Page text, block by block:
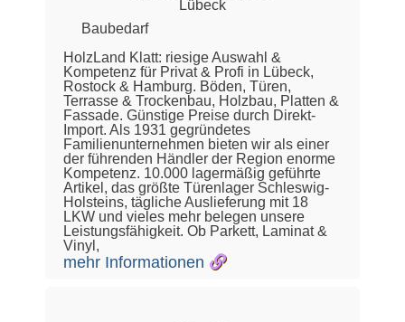
Lübeck
Baubedarf
HolzLand Klatt: riesige Auswahl &
Kompetenz für Privat & Profi in Lübeck,
Rostock & Hamburg. Böden, Türen,
Terrasse & Trockenbau, Holzbau, Platten &
Fassade. Günstige Preise durch Direkt-
Import. Als 1931 gegründetes
Familienunternehmen bieten wir als einer
der führenden Händler der Region enorme
Kompetenz. 10.000 lagermäßig geführte
Artikel, das größte Türenlager Schleswig-
Holsteins, tägliche Auslieferung mit 18
LKW und vieles mehr belegen unsere
Leistungsfähigkeit. Ob Parkett, Laminat &
Vinyl,
mehr Informationen